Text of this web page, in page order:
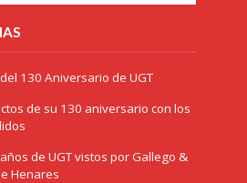
130 Aniversario de UGT
de su 130 aniversario con los
de UGT vistos por Gallego &
Henares